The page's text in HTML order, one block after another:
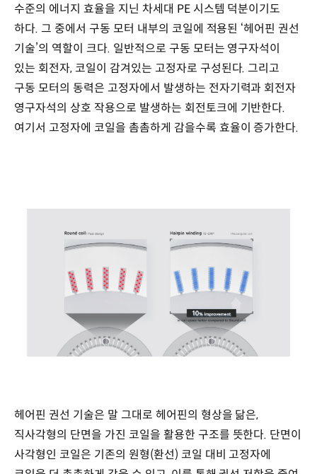
수준의 에너지 효율을 지닌 차세대 PE 시스템 덕분이기도
하다. 그 중에서 구동 모터 내부의 코일에 적용된 ‘헤어핀 권선
기술’의 역할이 크다. 일반적으로 구동 모터는 영구자석이
있는 회전자, 코일이 감겨있는 고정자로 구성된다. 그리고
구동 모터의 동력은 고정자에서 발생하는 전자기력과 회전자
영구자석의 상호 작용으로 발생하는 회전토크에 기반한다.
여기서 고정자에 코일을 촘촘하게 감을수록 효율이 증가한다.
헤어핀 권선 기술은 말 그대로 헤어핀의 형상을 닮은,
직사각형의 단면을 가진 코일을 활용한 구조를 뜻한다. 단면이
사각형인 코일은 기존의 원형(환선) 코일 대비 고정자에